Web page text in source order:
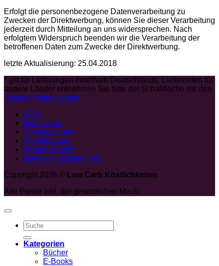
Erfolgt die personenbezogene Datenverarbeitung zu
Zwecken der Direktwerbung, können Sie dieser Verarbeitung
jederzeit durch Mitteilung an uns widersprechen. Nach
erfolgtem Widerspruch beenden wir die Verarbeitung der
betroffenen Daten zum Zwecke der Direktwerbung.
letzte Aktualisierung: 25.04.2018
* gilt für Lieferungen innerhalb Deutschlands, Lieferzeiten für
andere Länder entnehmen Sie bitte der Schaltfläche mit den
Versandinformationen
AGB
Impressum
Zahlungsarten
Versandarten
Widerrufsrecht
Datenschutzbelehrung
Copyright 2026 © Low Carb Köstlichkeiten
Alle Preise inkl. der gesetzlichen MwSt.
Suche
nach:
Kategorien
Bücher
E-Books